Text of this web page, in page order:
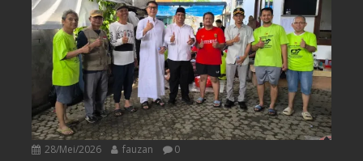
28/Mei/2026 fauzan 0